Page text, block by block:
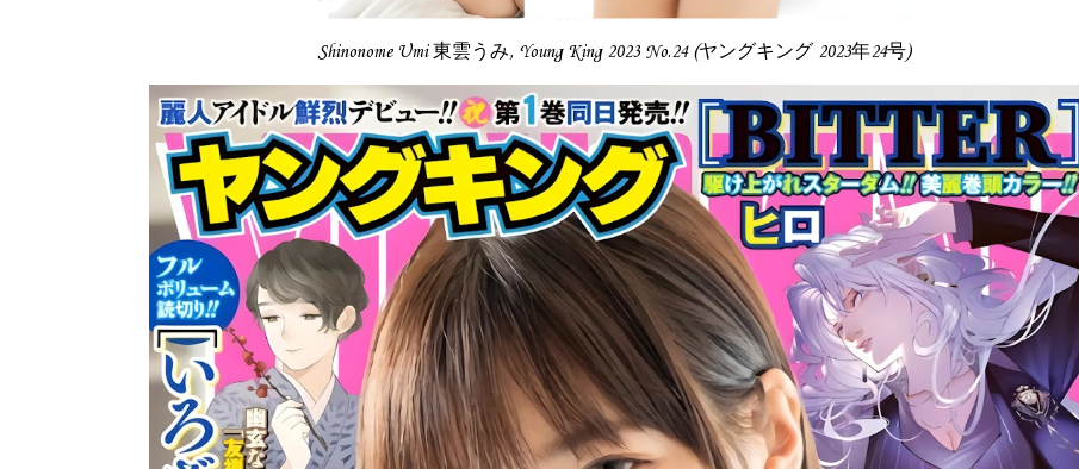
Shinonome Umi 東雲うみ, Young King 2023 No.24 (ヤングキング 2023年24号)